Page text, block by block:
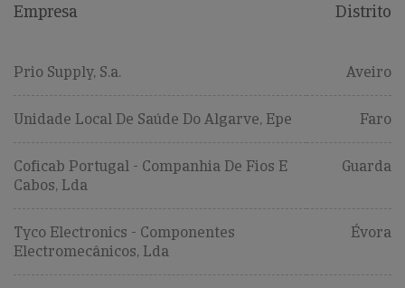
Empresa Distrito
Prio Supply, S.a. Aveiro
Unidade Local De Saúde Do Algarve, Epe Faro
Coficab Portugal - Companhia De Fios E
Cabos, Lda
Guarda
Tyco Electronics - Componentes
Electromecânicos, Lda
Évora